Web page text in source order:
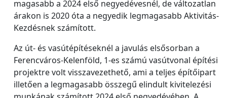
magasabb a 2024 első negyedévesnél, de változatlan
árakon is 2020 óta a negyedik legmagasabb Aktivitás-
Kezdésnek számított.
Az út- és vasútépítéseknél a javulás elsősorban a
Ferencváros-Kelenföld, 1-es számú vasútvonal építési
projektre volt visszavezethető, ami a teljes építőipart
illetően a legmagasabb összegű elindult kivitelezési